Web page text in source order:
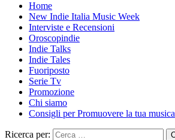
Home
New Indie Italia Music Week
Interviste e Recensioni
Oroscopindie
Indie Talks
Indie Tales
Fuoriposto
Serie Tv
Promozione
Chi siamo
Consigli per Promuovere la tua musica
Ricerca per: